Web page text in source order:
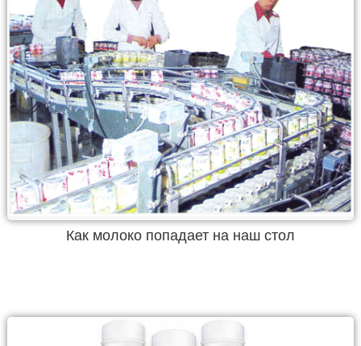
Как молоко попадает на наш стол